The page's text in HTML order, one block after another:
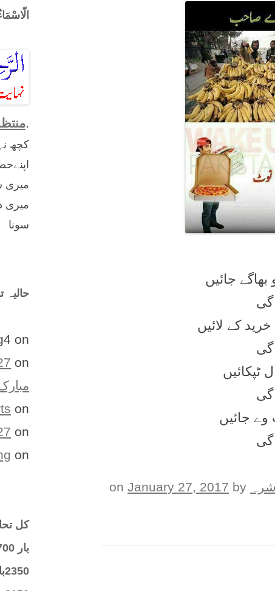
جائيں
گی
کے لائیں
گی
ٹپکائیں
گی
جائيں
گی
January 27, 2017 by
.
کچھ
میری
میری
سونا
حالیہ
on
on
on
on
on